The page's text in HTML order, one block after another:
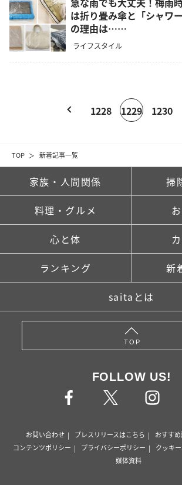
TOP 新着記事一覧
は折り畳み傘と「シャワ
の理由は……
ライフスタイル
1228 1229 1230
家族・人間関係 掃
料理・グルメ
心と体
ランキング 新
saitaとは
TOP
FOLLOW US!
お問い合わせ プレスリリースはこちら おすす
コンテンツポリシー
プライバシーポリシー クッキ
媒体資料